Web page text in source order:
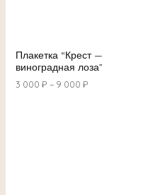
Плакетка “Крест —
виноградная лоза”
3 000 ₽ – 9 000 ₽